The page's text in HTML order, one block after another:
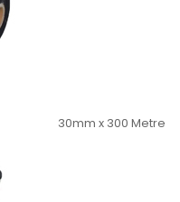
30mm x 300 Metre